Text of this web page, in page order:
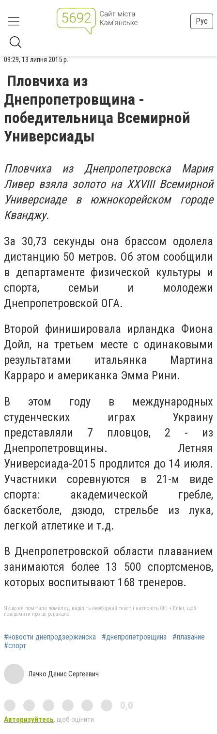
Рус
09:29, 13 липня 2015 р.
Пловчиха из
Днепропетровщина -
победительница Всемирной
Универсиады
Пловчиха из Днепропетровска Мария
Ливер взяла золото на XXVIII Всемирной
Универсиаде в южнокорейском городе
Кванджу.
За 30,73 секунды она брассом одолела
дистанцию ​​50 метров. Об этом сообщили
в департаменте физической культуры и
спорта, семьи и молодежи
Днепропетровской ОГА.
Второй финишировала ирландка Фиона
Дойл, на третьем месте с одинаковыми
результатами итальянка Мартина
Карраро и американка Эмма Рини.
В этом году в международных
студенческих играх Украину
представляли 7 пловцов, 2 - из
Днепропетровщины. Летняя
Универсиада-2015 продлится до 14 июля.
Участники соревнуются в 21-м виде
спорта: академической гребле,
баскетболе, дзюдо, стрельбе из лука,
легкой атлетике и т.д.
В Днепропетровской области плаванием
занимаются более 13 500 спортсменов,
которых воспитывают 168 тренеров.
Якщо ви помітили помилку, виділіть необхідний текст і натисніть Ctrl + Enter, щоб
повідомити про це редакцію
#новости днепродзержинска #днепропетровщина
#плавание
#спорт
Лачко Денис Сергеевич
0,0
Авторизуйтесь, щоб оцінити